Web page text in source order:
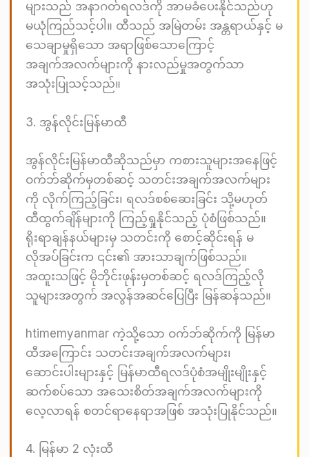
များသည် အနာဂတ်ရလဒ်ကို အာမခံပေးနိုင်သည်ဟု
မယုံကြည်သင့်ပါ။ ထီသည် အမြဲတမ်း အန္တရာယ်နှင့် မ
သေချာမှုရှိသော အရာဖြစ်သောကြောင့်
အချက်အလက်များကို နားလည်မှုအတွက်သာ
အသုံးပြုသင့်သည်။
3. အွန်လိုင်းမြန်မာထီ
အွန်လိုင်းမြန်မာထီဆိုသည်မှာ ကစားသူများအနေဖြင့်
ဝက်ဘ်ဆိုက်မှတစ်ဆင့် သတင်းအချက်အလက်များ
ကို လိုက်ကြည့်ခြင်း၊ ရလဒ်စစ်ဆေးခြင်း သို့မဟုတ်
ထီထွက်ချိန်များကို ကြည့်ရှုနိုင်သည့် ပုံစံဖြစ်သည်။
ရိုးရာချန်နယ်များမှ သတင်းကို စောင့်ဆိုင်းရန် မ
လိုအပ်ခြင်းက ၎င်း၏ အားသာချက်ဖြစ်သည်။
အထူးသဖြင့် မိုဘိုင်းဖုန်းမှတစ်ဆင့် ရလဒ်ကြည့်လို
သူများအတွက် အလွန်အဆင်ပြေပြီး မြန်ဆန်သည်။
htimemyanmar ကဲ့သို့သော ဝက်ဘ်ဆိုက်ကို မြန်မာ
ထီအကြောင်း သတင်းအချက်အလက်များ၊
ဆောင်းပါးများနှင့် မြန်မာထီရလဒ်ပုံစံအမျိုးမျိုးနှင့်
ဆက်စပ်သော အသေးစိတ်အချက်အလက်များကို
လေ့လာရန် စတင်ရာနေရာအဖြစ် အသုံးပြုနိုင်သည်။
4. မြန်မာ 2 လုံးထီ